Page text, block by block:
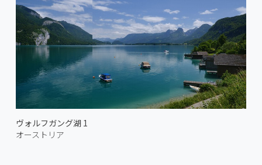
ヴォルフガング湖 1
オーストリア